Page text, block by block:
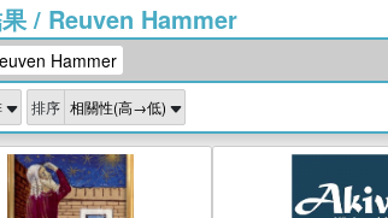
/ Reuven Hammer
Hammer
排序